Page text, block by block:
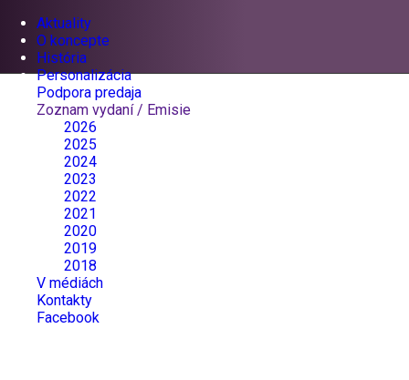
Aktuality
O koncepte
História
Personalizácia
Podpora predaja
Zoznam vydaní / Emisie
2026
2025
2024
2023
2022
2021
2020
2019
2018
V médiách
Kontakty
Facebook